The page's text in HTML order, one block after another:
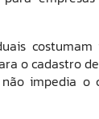
o cadastro
impedia o